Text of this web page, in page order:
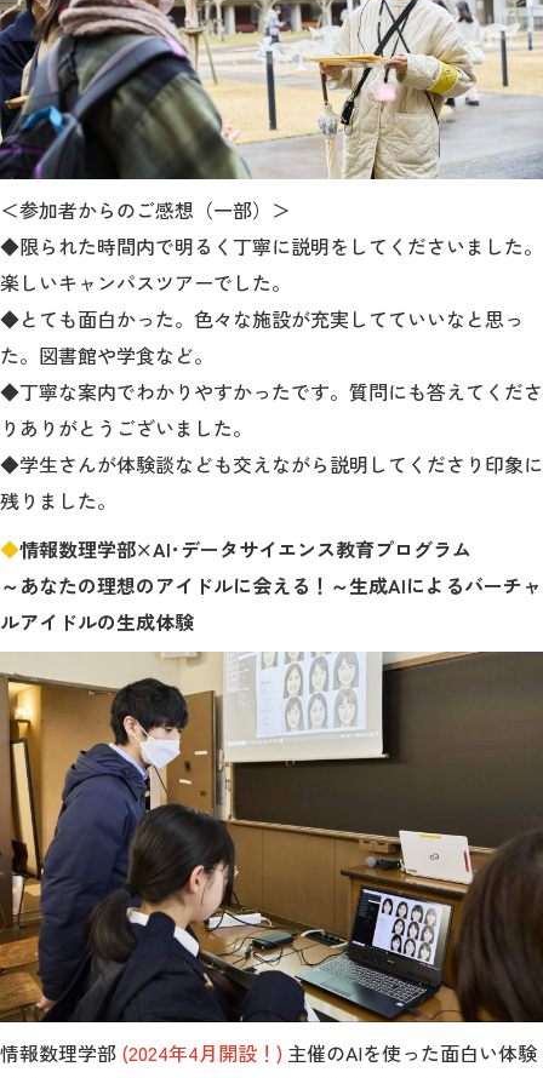
＜参加者からのご感想（一部）＞
◆限られた時間内で明るく丁寧に説明をしてくださいました。
楽しいキャンパスツアーでした。
◆とても面白かった。色々な施設が充実してていいなと思っ
た。図書館や学食など。
◆丁寧な案内でわかりやすかったです。質問にも答えてくださ
りありがとうございました。
◆学生さんが体験談なども交えながら説明してくださり印象に
残りました。
◆情報数理学部×AI･データサイエンス教育プログラム
～あなたの理想のアイドルに会える！～生成AIによるバーチャ
ルアイドルの生成体験
情報数理学部 (2024年4月開設！) 主催のAIを使った面白い体験